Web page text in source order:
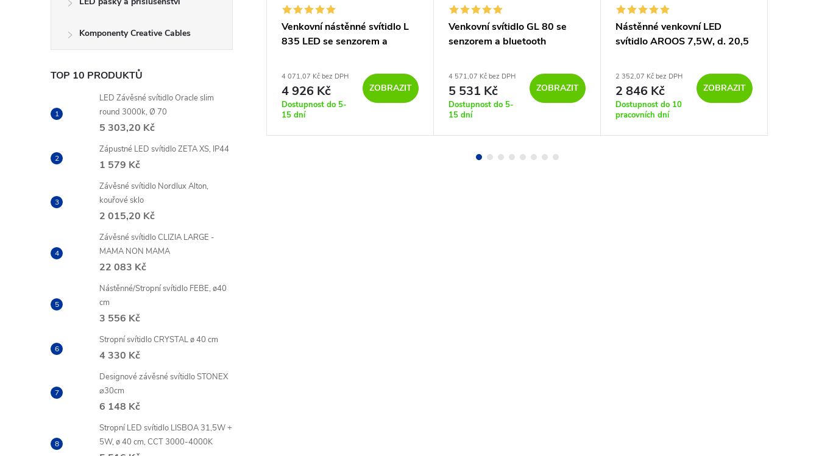
Komponenty Creative Cables
TOP 10 PRODUKTŮ
LED Závěsné svítidlo Oracle slim
round 3000k, Ø 70
5 303,20 Kč
Zápustné LED svítidlo ZETA XS, IP44
1 579 Kč
Závěsné svítidlo Nordlux Alton,
kouřové sklo
2 015,20 Kč
Závěsné svítidlo CLIZIA LARGE -
MAMA NON MAMA
22 083 Kč
Nástěnné/Stropní svítidlo FEBE, ø40
cm
3 556 Kč
Stropní svítidlo CRYSTAL ø 40 cm
4 330 Kč
Designové závěsné svítidlo STONEX
⌀30cm
6 148 Kč
Stropní LED svítidlo LISBOA 31,5W +
5W, ø 40 cm, CCT 3000-4000K
Venkovní svítidlo s bodcem
STAKE, LED 10W 3000K
1 157,02 Kč bez DPH
1 400 Kč
30 dní
Venkovní nástěnné svítidlo L
835 LED se senzorem a
4 071,07 Kč bez DPH
4 926 Kč
Dostupnost do 5-
15 dní
ZOBRAZIT
Venkovní svítidlo GL 80 se
senzorem a bluetooth
4 571,07 Kč bez DPH
5 531 Kč
Dostupnost do 5-
15 dní
ZOBRAZIT
Nástěnné venkovní LED
svítidlo AROOS 7,5W, d. 20,5
2 352,07 Kč bez DPH
2 846 Kč
Dostupnost do 10
pracovních dní
ZOBRAZIT